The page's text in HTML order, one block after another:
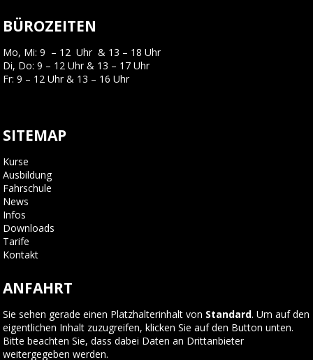
BÜROZEITEN
Mo, Mi: 9 – 12 Uhr & 13 – 18 Uhr
Di, Do: 9 – 12 Uhr & 13 – 17 Uhr
Fr: 9 – 12 Uhr & 13 – 16 Uhr
SITEMAP
Kurse
Ausbildung
Fahrschule
News
Infos
Downloads
Tarife
Kontakt
ANFAHRT
Sie sehen gerade einen Platzhalterinhalt von Standard. Um auf den
eigentlichen Inhalt zuzugreifen, klicken Sie auf den Button unten.
Bitte beachten Sie, dass dabei Daten an Drittanbieter
weitergegeben werden.